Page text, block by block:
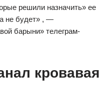
решили назначить» ее
не будет» , —
барыни» телеграм-
кровавая